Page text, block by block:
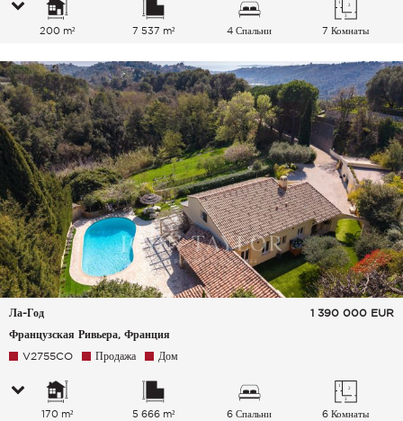
200 m² 7 537 m² 4 Спальни 7 Комнаты
Ла-Год
Французская Ривьера, Франция
1 390 000 EUR
V2755CO Продажа Дом
170 m² 5 666 m² 6 Спальни 6 Комнаты